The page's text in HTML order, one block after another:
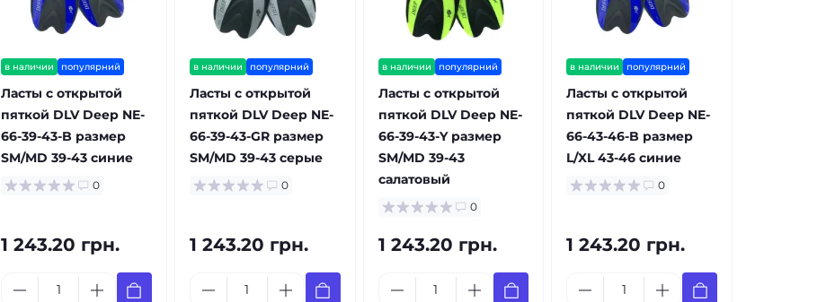
в наличии популярний
Ласты с открытой
пяткой DLV Deep NE-
66-39-43-B размер
SM/MD 39-43 синие
0
1 243.20 грн.
в наличии популярний
Ласты с открытой
пяткой DLV Deep NE-
66-39-43-GR размер
SM/MD 39-43 серые
0
1 243.20 грн.
в наличии популярний
Ласты с открытой
пяткой DLV Deep NE-
66-39-43-Y размер
SM/MD 39-43
салатовый
0
1 243.20 грн.
в наличии популярний
Ласты с открытой
пяткой DLV Deep NE-
66-43-46-B размер
L/XL 43-46 синие
0
1 243.20 грн.